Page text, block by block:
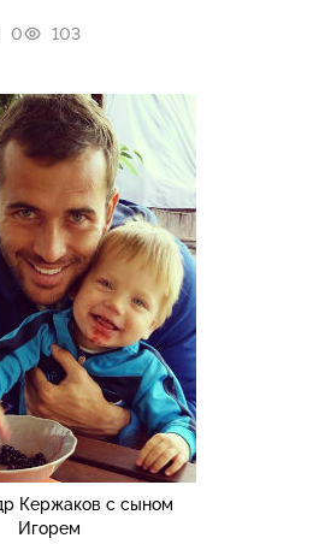
0 103
Кержаков с сыном
Игорем